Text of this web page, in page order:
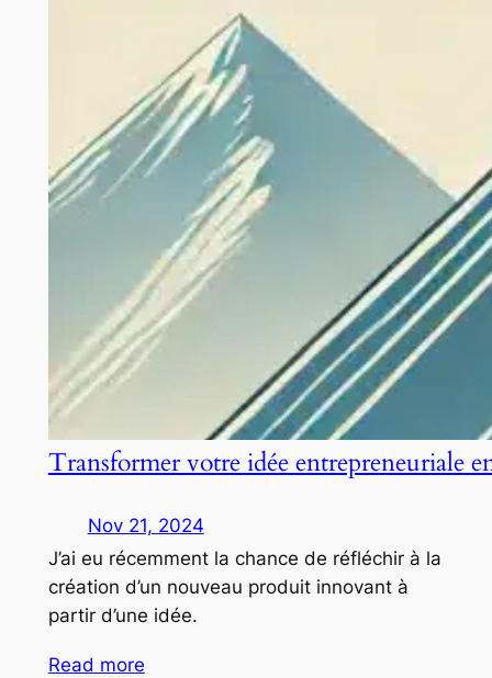
Transformer votre idée entrepreneuriale
Nov 21, 2024
J’ai eu récemment la chance de réfléchir à la
création d’un nouveau produit innovant à
partir d’une idée.
Read more